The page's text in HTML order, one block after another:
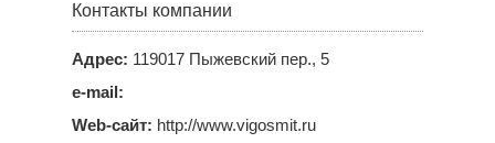
Контакты компании
Адрес: 119017 Пыжевский пер., 5
e-mail:
Web-сайт: http://www.vigosmit.ru